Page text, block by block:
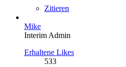
Zitieren
Mike
Interim Admin
Erhaltene Likes
533